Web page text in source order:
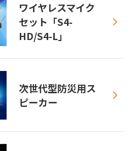
ワイヤレスマイク
セット「S4-
HD/S4-L」
次世代型防災用ス
ピーカー